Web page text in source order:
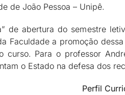
de João Pessoa – Unipê.
de abertura do semestre
Faculdade a promoção
Para o professor
o Estado na defesa dos
Perfil